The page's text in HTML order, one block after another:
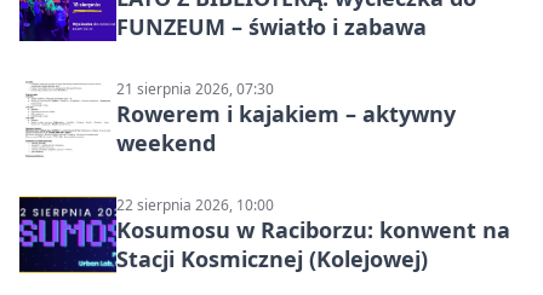
FUNZEUM – światło i zabawa
21 sierpnia 2026, 07:30
Rowerem i kajakiem – aktywny
weekend
22 sierpnia 2026, 10:00
Kosumosu w Raciborzu: konwent na
Stacji Kosmicznej (Kolejowej)